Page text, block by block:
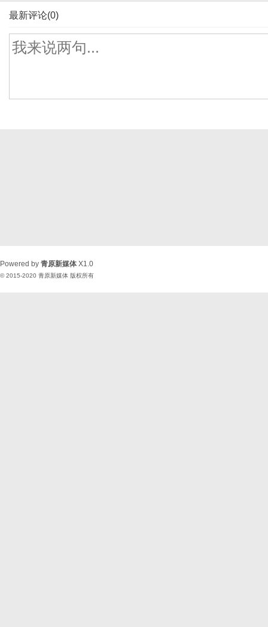
最新评论(0)
Powered by 青原新媒体 X1.0
© 2015-2020 青原新媒体 版权所有